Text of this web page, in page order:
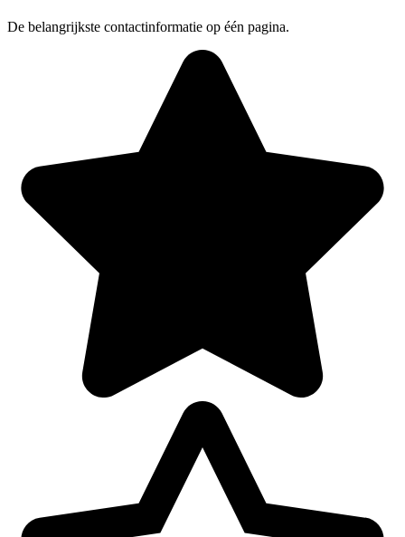
De belangrijkste contactinformatie op één pagina.